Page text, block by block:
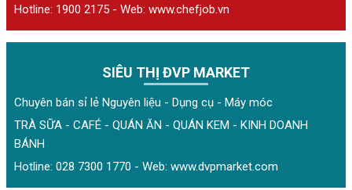
Hotline: 1900 2175 - Web: www.chefjob.vn
SIÊU THỊ ĐVP MARKET
Chuyên bán sỉ lẻ Nguyên liệu - Dụng cụ - Máy móc
TRÀ SỮA - CAFÉ - QUÁN ĂN - QUÁN KEM - KINH DOANH
BÁNH
Hotline: 028 7300 1770 - Web: www.dvpmarket.com